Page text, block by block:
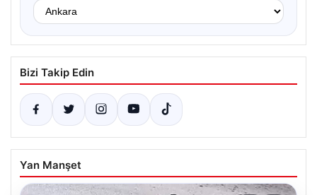
Bizi Takip Edin
Yan Manşet